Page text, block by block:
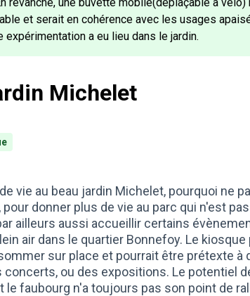
et serait en cohérence avec les usages
expérimentation a eu lieu dans le jardin.
Michelet
vie au beau jardin Michelet, pourquoi ne
donner plus de vie au parc qui n'est
ailleurs aussi accueillir certains
air dans le quartier Bonnefoy. Le
sur place et pourrait être prétexte à
ou des expositions. Le potentiel
le faubourg n'a toujours pas son point de